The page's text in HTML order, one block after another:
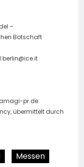
–
Botschaft
pr.de
übermittelt durch
Messen